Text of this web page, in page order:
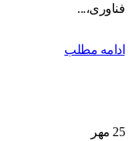
فناوری،...
ادامه مطلب
25 مهر